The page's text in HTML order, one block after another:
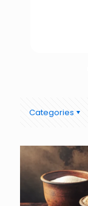
Categories